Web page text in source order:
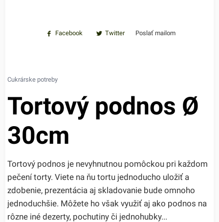
Facebook Twitter Poslať mailom
Cukrárske potreby
Tortový podnos Ø
30cm
Tortový podnos je nevyhnutnou pomôckou pri každom
pečení torty. Viete na ňu tortu jednoducho uložiť a
zdobenie, prezentácia aj skladovanie bude omnoho
jednoduchšie. Môžete ho však využiť aj ako podnos na
rôzne iné dezerty, pochutiny či jednohubky...